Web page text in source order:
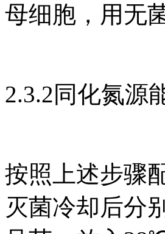
母细胞，用无
2.3.2同化氮源
按照上述步骤
灭菌冷却后分